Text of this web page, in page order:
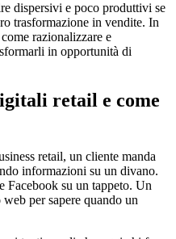
dispersivi e poco produttivi se
trasformazione in vendite. In
razionalizzare e
in opportunità di
retail e come
retail, un cliente manda
informazioni su un divano.
Facebook su un tappeto. Un
per sapere quando un